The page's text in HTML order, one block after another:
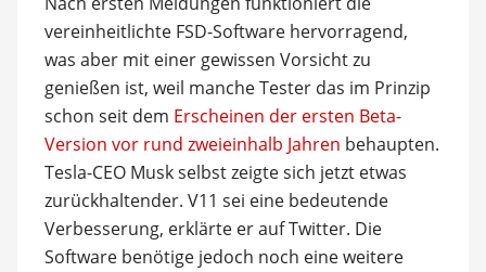
vereinheitlichte FSD-Software hervorragend,
was aber mit einer gewissen Vorsicht zu
genießen ist, weil manche Tester das im Prinzip
schon seit dem Erscheinen der ersten Beta-
Version vor rund zweieinhalb Jahren behaupten.
Tesla-CEO Musk selbst zeigte sich jetzt etwas
zurückhaltender. V11 sei eine bedeutende
Verbesserung, erklärte er auf Twitter. Die
Software benötige jedoch noch eine weitere